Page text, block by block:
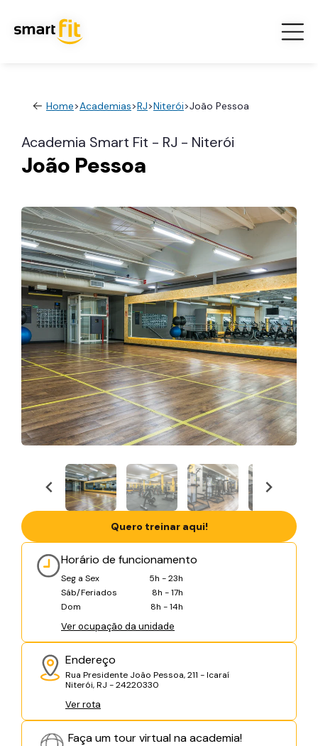
Home>Academias>RJ>Niterói>João Pessoa
Academia Smart Fit - RJ - Niterói
João Pessoa
Horário de funcionamento
Seg a Sex
5h - 23h
Sáb/Feriados
8h - 17h
Dom
8h - 14h
Ver ocupação da unidade
Endereço
Rua Presidente João Pessoa, 211 - Icaraí
Niterói, RJ - 24220330
Ver rota
Faça um tour virtual na academia!
Quero treinar aqui!